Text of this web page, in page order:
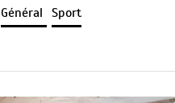
Général Sport